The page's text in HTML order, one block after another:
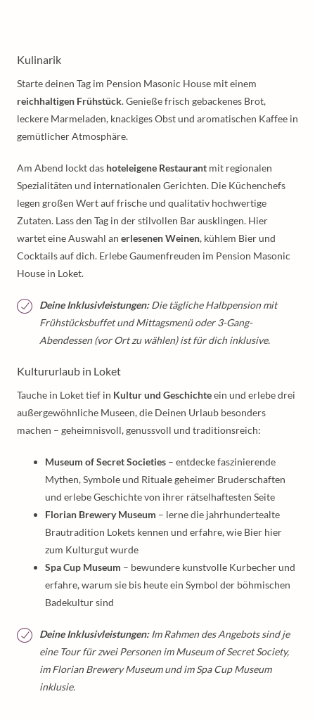
Kulinarik
Starte deinen Tag im Pension Masonic House mit einem
reichhaltigen Frühstück. Genieße frisch gebackenes Brot,
leckere Marmeladen, knackiges Obst und aromatischen Kaffee in
gemütlicher Atmosphäre.
Am Abend lockt das hoteleigene Restaurant mit regionalen
Spezialitäten und internationalen Gerichten. Die Küchenchefs
legen großen Wert auf frische und qualitativ hochwertige
Zutaten. Lass den Tag in der stilvollen Bar ausklingen. Hier
wartet eine Auswahl an erlesenen Weinen, kühlem Bier und
Cocktails auf dich. Erlebe Gaumenfreuden im Pension Masonic
House in Loket.
Deine Inklusivleistungen:Die tägliche Halbpension mit
Frühstücksbuffet und Mittagsmenü oder 3-Gang-
Abendessen (vor Ort zu wählen) ist für dich inklusive.
Kultururlaub in Loket
Tauche in Loket tief in Kultur und Geschichteein und erlebe drei
außergewöhnliche Museen, die Deinen Urlaub besonders
machen – geheimnisvoll, genussvoll und traditionsreich:
Museum of Secret Societies – entdecke faszinierende
Mythen, Symbole und Rituale geheimer Bruderschaften
und erlebe Geschichte von ihrer rätselhaftesten Seite
Florian Brewery Museum – lerne die jahrhundertealte
Brautradition Lokets kennen und erfahre, wie Bier hier
zum Kulturgut wurde
Spa Cup Museum – bewundere kunstvolle Kurbecher und
erfahre, warum sie bis heute ein Symbol der böhmischen
Badekultur sind
Deine Inklusivleistungen:Im Rahmen des Angebots sind je
eine Tour für zwei Personen im Museum of Secret Society,
im Florian Brewery Museum und im Spa Cup Museum
inklusie.